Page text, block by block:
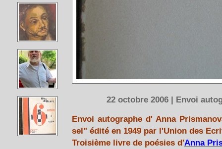
22 octobre 2006 | Envoi
Envoi autographe d' Anna
sel" édité en 1949 par l'Union des
Troisième livre de poésies d'Anna